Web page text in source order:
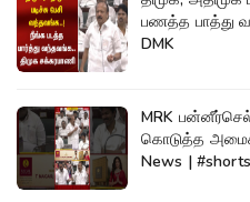
பணத்த பாத்து
DMK
MRK
கொடுத்த
News | #shorts